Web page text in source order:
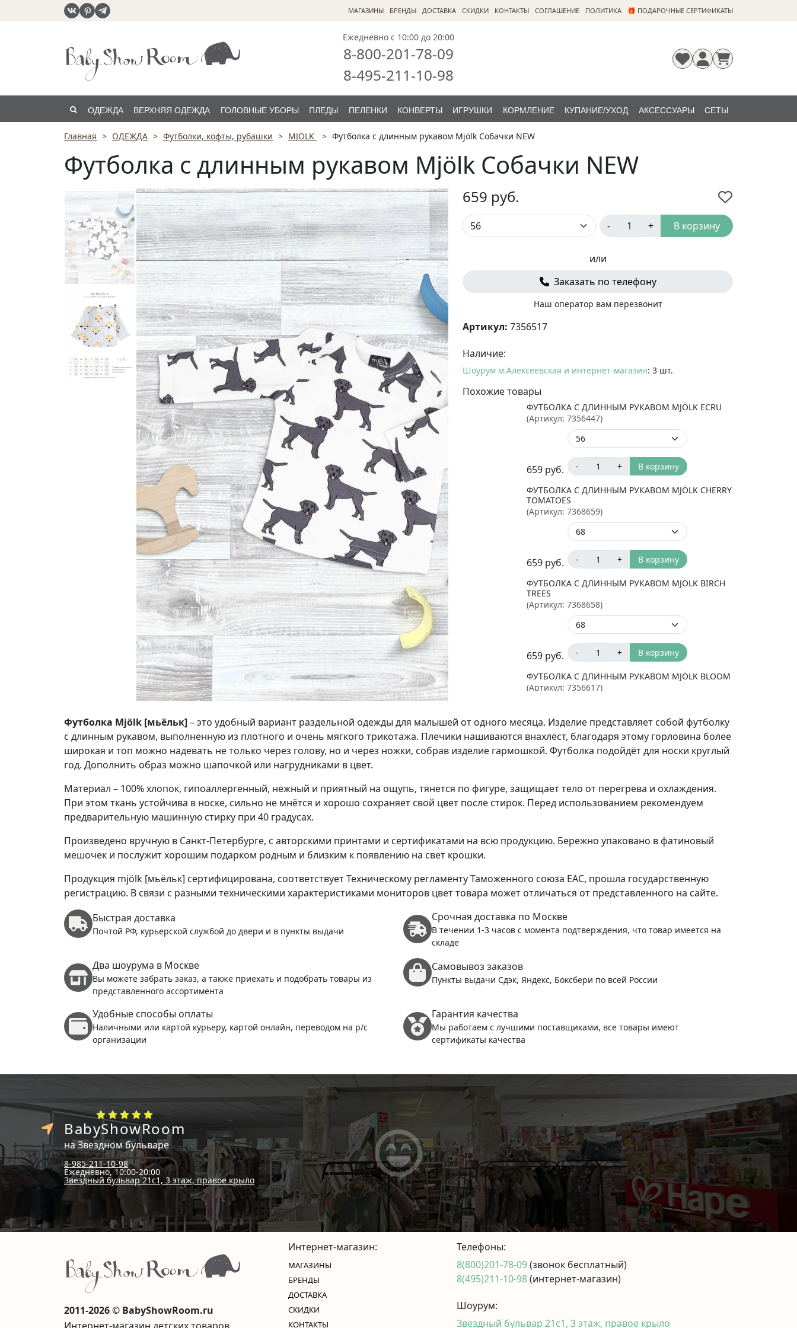
МАГАЗИНЫ БРЕНДЫ ДОСТАВКА СКИДКИ КОНТАКТЫ CОГЛАШЕНИЕ ПОЛИТИКА 🎁 ПОДАРОЧНЫЕ СЕРТИФИКАТЫ
Ежедневно с 10:00 до 20:00
8-800-201-78-09
8-495-211-10-98
ОДЕЖДА ВЕРХНЯЯ ОДЕЖДА ГОЛОВНЫЕ УБОРЫ ПЛЕДЫ ПЕЛЕНКИ КОНВЕРТЫ ИГРУШКИ КОРМЛЕНИЕ КУПАНИЕ/УХОД АКСЕССУАРЫ СЕТЫ
РАСПРОДАЖА
Главная ОДЕЖДА Футболки, кофты, рубашки MJÖLK Футболка с длинным рукавом Mjölk Собачки NEW
Футболка с длинным рукавом Mjölk Собачки NEW
659 руб.
- + В корзину
или
Заказать по телефону
Наш оператор вам перезвонит
Артикул: 7356517
Наличие:
Шоурум м.Алексеевская и интернет-магазин: 3 шт.
Похожие товары
ФУТБОЛКА С ДЛИННЫМ РУКАВОМ MJÖLK ECRU
(Артикул: 7356447)
659 руб. - + В корзину
ФУТБОЛКА С ДЛИННЫМ РУКАВОМ MJÖLK CHERRY
TOMATOES
(Артикул: 7368659)
659 руб. - + В корзину
ФУТБОЛКА С ДЛИННЫМ РУКАВОМ MJÖLK BIRCH
TREES
(Артикул: 7368658)
659 руб. - + В корзину
ФУТБОЛКА С ДЛИННЫМ РУКАВОМ MJÖLK BLOOM
(Артикул: 7356617)
659руб. - + В корзину
ФУТБОЛКА С ДЛИННЫМ РУКАВОМ MJÖLK ЮЛА
Футболка Mjölk [мьёльк]– это удобный вариант раздельной одежды для малышей от одного месяца. Изделие представляет собой футболку
с длинным рукавом, выполненную из плотного и очень мягкого трикотажа. Плечики нашиваются внахлёст, благодаря этому горловина более
широкая и топ можно надевать не только через голову, но и через ножки, собрав изделие гармошкой. Футболка подойдёт для носки круглый
год. Дополнить образ можно шапочкой или нагрудниками в цвет.
Материал – 100% хлопок, гипоаллергенный, нежный и приятный на ощупь, тянется по фигуре, защищает тело от перегрева и охлаждения.
При этом ткань устойчива в носке, сильно не мнётся и хорошо сохраняет свой цвет после стирок. Перед использованием рекомендуем
предварительную машинную cтирку при 40 градусах.
Произведено вручную в Санкт-Петербурге, с авторскими принтами и сертификатами на всю продукцию. Бережно упаковано в фатиновый
мешочек и послужит хорошим подарком родным и близким к появлению на свет крошки.
Продукция mjölk [мьёльк] сертифицирована, соответствует Техническому регламенту Таможенного союза EAC, прошла государственную
регистрацию. В связи с разными техническими характеристиками мониторов цвет товара может отличаться от представленного на сайте.
Быстрая доставка
Почтой РФ, курьерской службой до двери и в пункты выдачи
Срочная доставка по Москве
В течении 1-3 часов с момента подтверждения, что товар имеется на
складе
Два шоурума в Москве
Вы можете забрать заказ, а также приехать и подобрать товары из
представленного ассортимента
Самовывоз заказов
Пункты выдачи Сдэк, Яндекс, Боксбери по всей России
Удобные способы оплаты
Наличными или картой курьеру, картой онлайн, переводом на р/с
организации
Гарантия качества
Мы работаем с лучшими поставщиками, все товары имеют
сертификаты качества
BabyShowRoom
на Звездном бульваре
8-985-211-10-98
Ежедневно, 10:00-20:00
Звездный бульвар 21с1, 3 этаж, правое крыло
2011-2026 © BabyShowRoom.ru
Интернет-магазин:
МАГАЗИНЫ
БРЕНДЫ
ДОСТАВКА
СКИДКИ
КОНТАКТЫ
Телефоны:
8(800)201-78-09(звонок бесплатный)
8(495)211-10-98(интернет-магазин)
Шоурум:
Звездный бульвар 21с1, 3 этаж, правое крыло